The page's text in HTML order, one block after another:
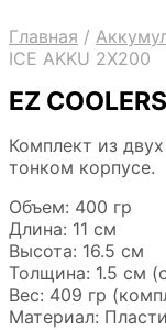
Главная /
ICE AKKU 2Х200
EZ
Комплект из
тонком корпусе.
Объем: 400 гр
Длина: 11 см
Высота: 16.5 см
Толщина: 1.5 см
Вес: 409 гр
Материал: